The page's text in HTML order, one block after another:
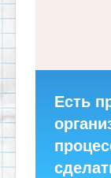
Есть